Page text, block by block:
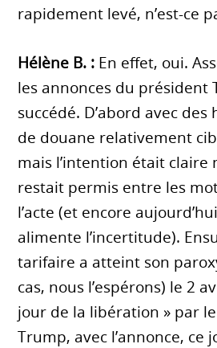
rapidement levé, n’est-ce
Hélène B. : En effet, oui.
les annonces du président
succédé. D’abord avec
de douane relativement
mais l’intention était claire
restait permis entre les
l’acte (et encore
alimente l’incertitude).
tarifaire a atteint son
cas, nous l’espérons) le 2
jour de la libération » par
Trump, avec l’annonce, ce